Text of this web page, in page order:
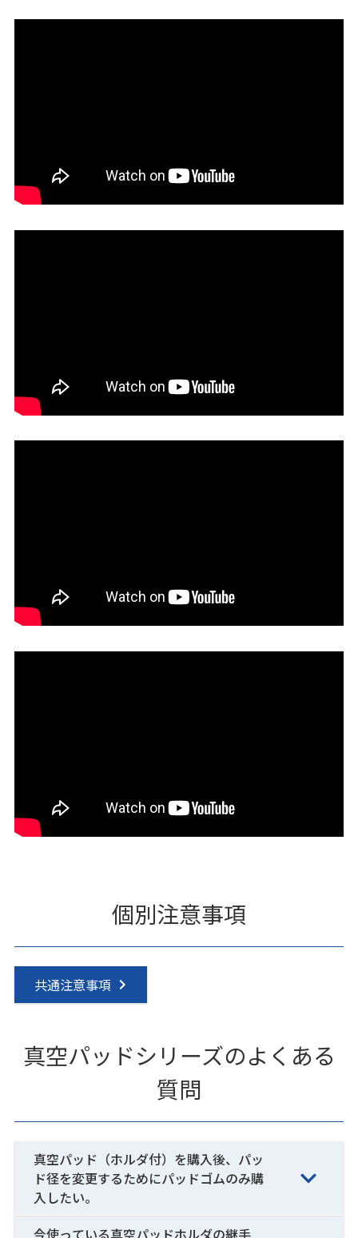
個別注意事項
共通注意事項
真空パッドシリーズのよくある
質問
真空パッド（ホルダ付）を購入後、パッ
ド径を変更するためにパッドゴムのみ購
入したい。
今使っている真空パッドホルダの継手